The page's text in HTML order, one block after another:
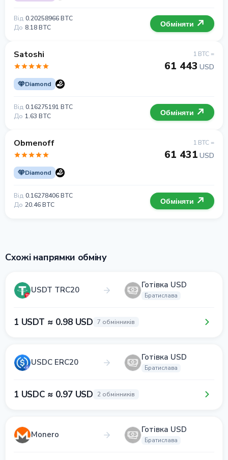
Від 0.20258966 BTC
До 8.18 BTC Обміняти
Satoshi
Diamond
1 BTC =
61 443 USD
Від 0.16275191 BTC
До 1.63 BTC Обміняти
Obmenoff
Diamond
1 BTC =
61 431 USD
Від 0.16278406 BTC
До 20.46 BTC Обміняти
Схожі напрямки обміну
USDT TRC20 Готівка USD
Братислава
1 USDT ≈ 0.98 USD 7 обмінників
USDC ERC20 Готівка USD
Братислава
1 USDC ≈ 0.97 USD 2 обмінників
Monero Готівка USD
Братислава